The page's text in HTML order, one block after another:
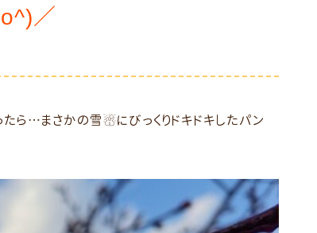
／
ら…まさかの雪☃にびっくりドキドキしたパン